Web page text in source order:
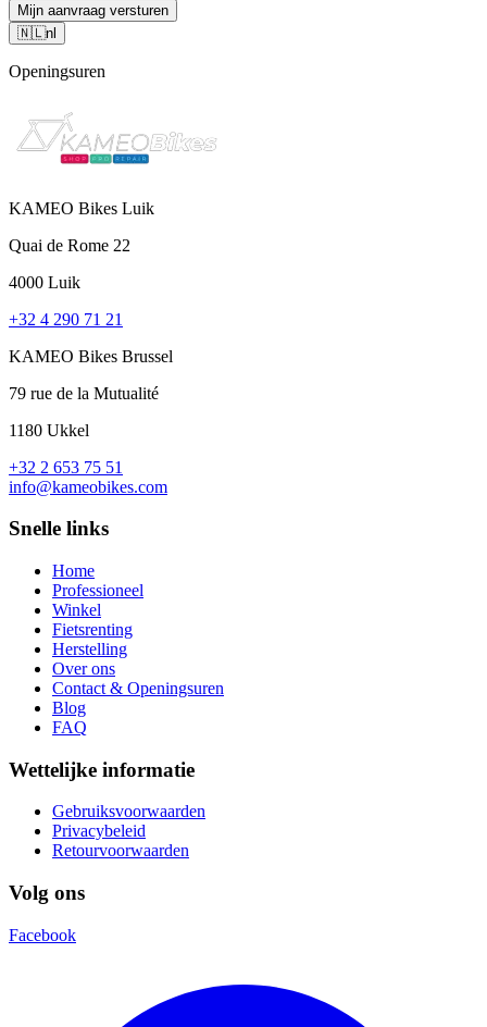
Mijn aanvraag versturen
🇳🇱nl
Openingsuren
KAMEO Bikes Luik
Quai de Rome 22
4000 Luik
+32 4 290 71 21
KAMEO Bikes Brussel
79 rue de la Mutualité
1180 Ukkel
+32 2 653 75 51
info@kameobikes.com
Snelle links
Home
Professioneel
Winkel
Fietsrenting
Herstelling
Over ons
Contact & Openingsuren
Blog
FAQ
Wettelijke informatie
Gebruiksvoorwaarden
Privacybeleid
Retourvoorwaarden
Volg ons
Facebook